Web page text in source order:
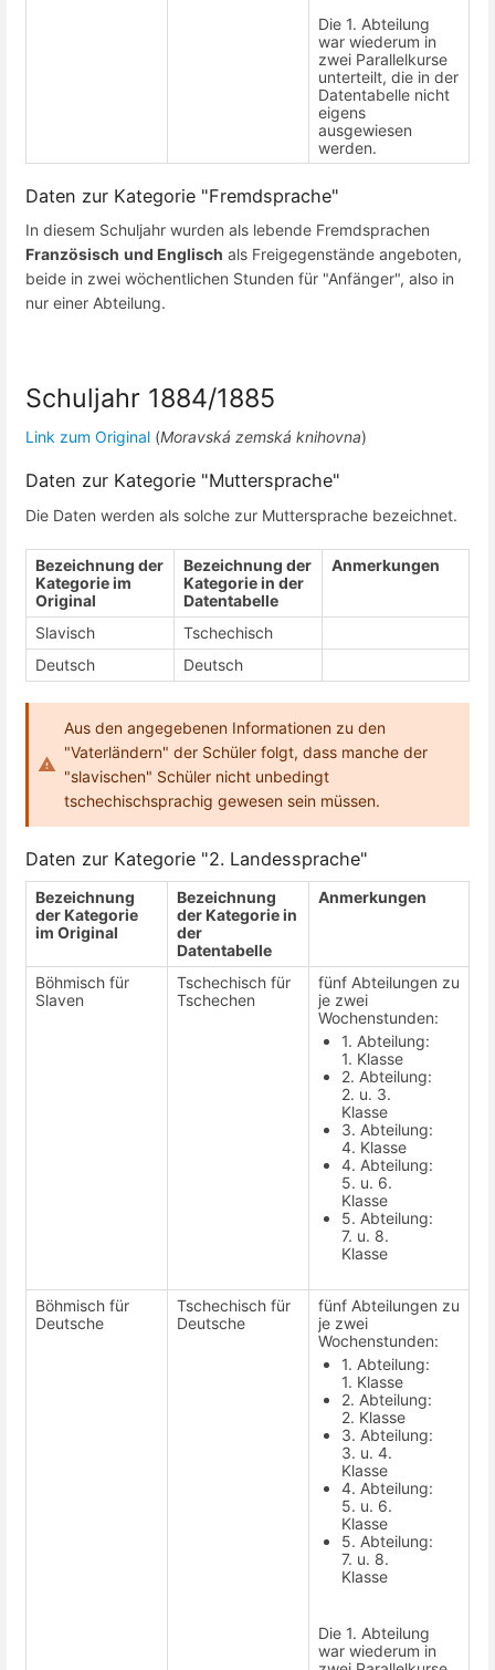
Die 1. Abteilung
war wiederum in
zwei Parallelkurse
unterteilt, die in der
Datentabelle nicht
eigens
ausgewiesen
werden.
Daten zur Kategorie "Fremdsprache"
In diesem Schuljahr wurden als lebende Fremdsprachen
Französisch und Englisch als Freigegenstände angeboten,
beide in zwei wöchentlichen Stunden für "Anfänger", also in
nur einer Abteilung.
Schuljahr 1884/1885
Link zum Original (Moravská zemská knihovna)
Daten zur Kategorie "Muttersprache"
Die Daten werden als solche zur Muttersprache bezeichnet.
Bezeichnung der
Kategorie im
Original
Bezeichnung der
Kategorie in der
Datentabelle
Anmerkungen
Slavisch
Tschechisch
Deutsch
Deutsch
Aus den angegebenen Informationen zu den
"Vaterländern" der Schüler folgt, dass manche der
"slavischen" Schüler nicht unbedingt
tschechischsprachig gewesen sein müssen.
Daten zur Kategorie "2. Landessprache"
Bezeichnung
der Kategorie
im Original
Bezeichnung
der Kategorie in
der
Datentabelle
Anmerkungen
Böhmisch für
Slaven
Tschechisch für
Tschechen
fünf Abteilungen zu
je zwei
Wochenstunden:
1. Abteilung:
1. Klasse
2. Abteilung:
2. u. 3.
Klasse
3. Abteilung:
4. Klasse
4. Abteilung:
5. u. 6.
Klasse
5. Abteilung:
7. u. 8.
Klasse
Böhmisch für
Deutsche
Tschechisch für
Deutsche
fünf Abteilungen zu
je zwei
Wochenstunden:
1. Abteilung:
1. Klasse
2. Abteilung:
2. Klasse
3. Abteilung:
3. u. 4.
Klasse
4. Abteilung:
5. u. 6.
Klasse
5. Abteilung:
7. u. 8.
Klasse
Die 1. Abteilung
war wiederum in